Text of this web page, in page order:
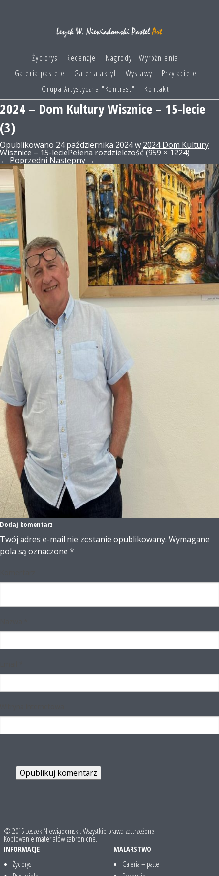
Życiorys Recenzje
Nagrody i Wyróżnienia
Galeria pastele
Galeria akryl Wystawy
Przyjaciele
Grupa Artystyczna "Kontrast"
Kontakt
2024 – Dom Kultury Wisznice – 15-lecie
(3)
Opublikowano 24 października 2024w 2024 Dom Kultury
Wisznice – 15-leciePełena rozdzielczość (959 × 1224)
← Poprzedni Następny →
Dodaj komentarz
Twój adres e-mail nie zostanie opublikowany. Wymagane
pola są oznaczone *
© 2015 Leszek Niewiadomski. Wszystkie prawa zastrzeżone.
Kopiowanie materiałów zabronione.
INFORMACJE
Życiorys
MALARSTWO
Galeria – pastel